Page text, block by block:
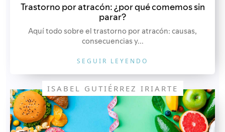
Trastorno por atracón: ¿por qué comemos sin
parar?
Aquí todo sobre el trastorno por atracón: causas,
consecuencias y...
SEGUIR LEYENDO
ISABEL GUTIÉRREZ IRIARTE